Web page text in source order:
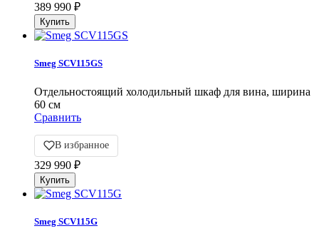
389 990 ₽
Smeg SCV115GS
Отдельностоящий холодильный шкаф для вина, ширина
60 см
Сравнить
В избранное
329 990 ₽
Smeg SCV115G